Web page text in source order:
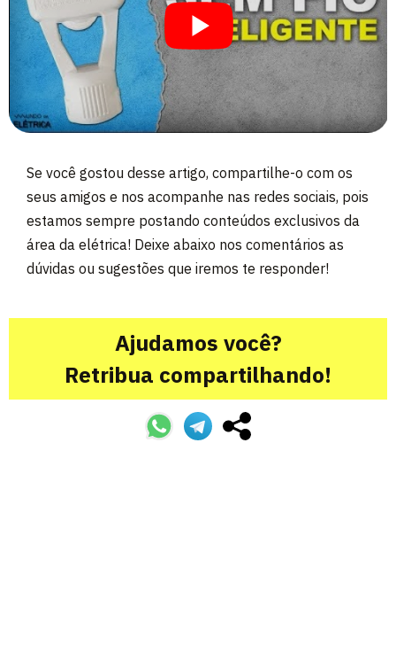
Se você gostou desse artigo, compartilhe-o com os
seus amigos e nos acompanhe nas redes sociais, pois
estamos sempre postando conteúdos exclusivos da
área da elétrica! Deixe abaixo nos comentários as
dúvidas ou sugestões que iremos te responder!
Ajudamos você?
Retribua compartilhando!